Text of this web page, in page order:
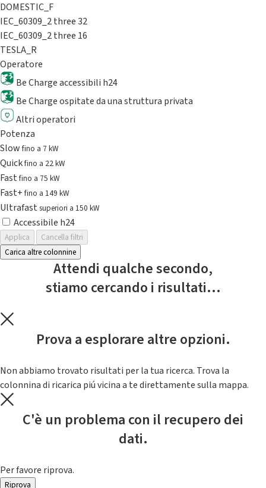
DOMESTIC_F
IEC_60309_2 three 32
IEC_60309_2 three 16
TESLA_R
Operatore
Be Charge accessibili h24
Be Charge ospitate da una struttura privata
Altri operatori
Potenza
Slowfino a 7 kW
Quickfino a 22 kW
Fastfino a 75 kW
Fast+fino a 149 kW
Ultrafast superiori a 150 kW
Accessibile h24
Applica
Cancella filtri
Carica altre colonnine
Attendi qualche secondo,
stiamo cercando i risultati...
Prova a esplorare altre opzioni.
Non abbiamo trovato risultati per la tua ricerca. Trova la
colonnina di ricarica piú vicina a te direttamente sulla mappa.
C'è un problema con il recupero dei
dati.
Per favore riprova.
Riprova